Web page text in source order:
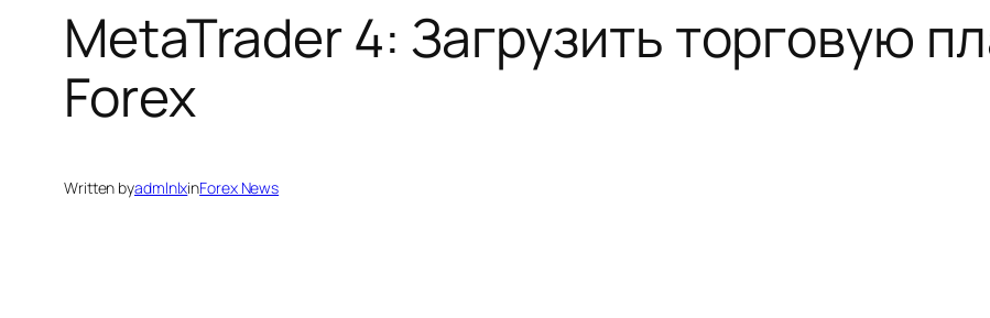
MetaTrader 4: Загрузить торговую
Forex
Written byadmlnlxinForex News